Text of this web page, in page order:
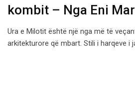
kombit – Nga Eni
Ura e Milotit është një nga më të
arkitekturore që mbart. Stili i harqeve i